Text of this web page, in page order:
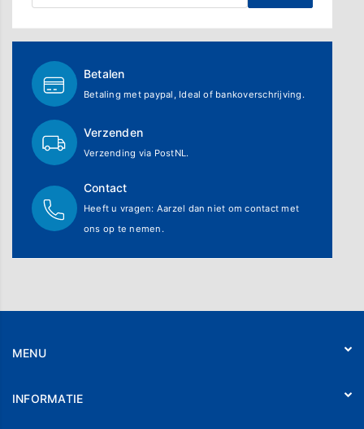
Betalen
Betaling met paypal, Ideal of bankoverschrijving.
Verzenden
Verzending via PostNL.
Contact
Heeft u vragen: Aarzel dan niet om contact met
ons op te nemen.
MENU
Webshop
INFORMATIE